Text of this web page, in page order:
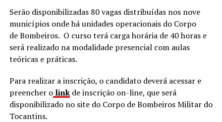
Serão disponibilizadas 80 vagas distribuídas nos nove
municípios onde há unidades operacionais do Corpo
de Bombeiros. O curso terá carga horária de 40 horas e
será realizado na modalidade presencial com aulas
teóricas e práticas.
Para realizar a inscrição, o candidato deverá acessar e
preencher o linkde inscrição on-line, que será
disponibilizado no site do Corpo de Bombeiros Militar do
Tocantins.